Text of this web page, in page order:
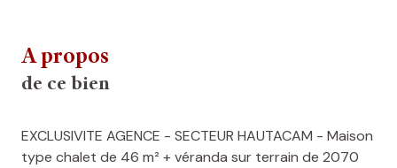
A propos
de ce bien
EXCLUSIVITE AGENCE - SECTEUR HAUTACAM - Maison
type chalet de 46 m² + véranda sur terrain de 2070